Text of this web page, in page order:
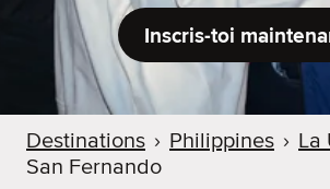
Inscris-toi
Destinations › Philippines › La
San Fernando